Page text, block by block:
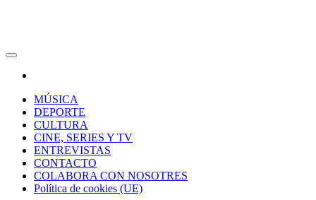
MÚSICA
DEPORTE
CULTURA
CINE, SERIES Y TV
ENTREVISTAS
CONTACTO
COLABORA CON NOSOTRES
Política de cookies (UE)